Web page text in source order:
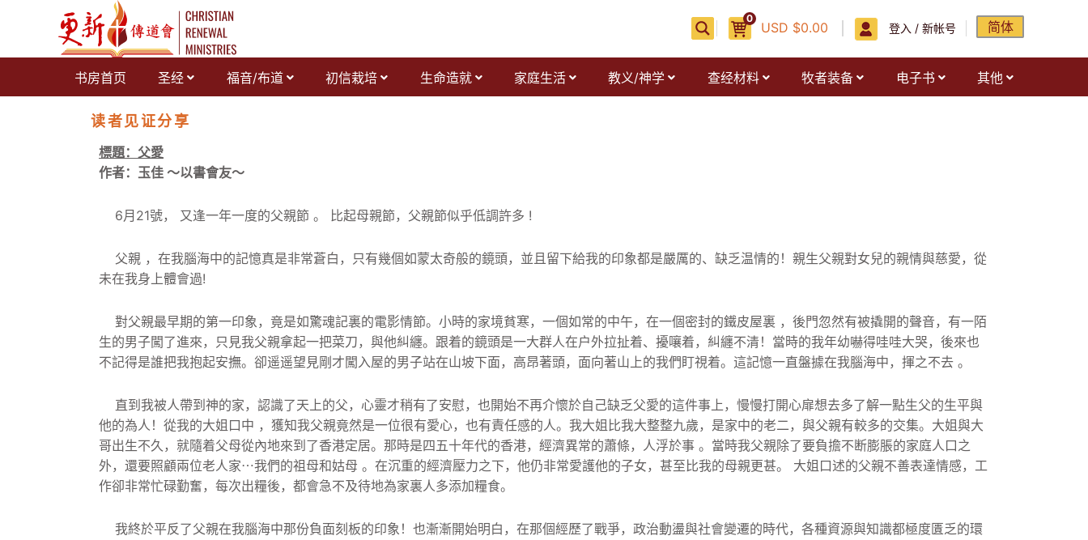
简体
0
USD $0.00 登入 / 新帐号
书房首页 圣经 福音/布道 初信栽培 生命造就 家庭生活 教义/神学 查经材料 牧者装备 电子书 其他
读者见证分享
標題：父愛
作者：玉佳 ～以書會友～
6月21號， 又逢一年一度的父親節 。 比起母親節，父親節似乎低調許多 !
父親 ，在我腦海中的記憶真是非常蒼白，只有幾個如蒙太奇般的鏡頭， 並且留下給我的印象都是嚴厲的、缺乏温情的！ 親生父親對女兒的親情與慈愛，從
未在我身上體會過!
對父親最早期的第一印象， 竟是如驚魂記裏的電影情節。小時的家境貧寒，一個如常的中午， 在一個密封的鐵皮屋裏 ，後門忽然有被撬開的聲音，有一陌
生的男子闖了進來， 只見我父親拿起一把菜刀，與他糾纏。 跟着的鏡頭是一大群人在户外拉扯着、擾嚷着，糾纏不清！ 當時的我年幼嚇得哇哇大哭，後來也
不記得是誰把我抱起安撫。 卻遥遥望見剛才闖入屋的男子站在山坡下面，高昂著頭， 面向著山上的我們盯視着。這記憶一直盤據在我腦海中，揮之不去 。
直到我被人帶到神的家，認識了天上的父， 心靈才稍有了安慰，也開始不再介懷於自己缺乏父愛的這件事上， 慢慢打開心扉想去多了解一點生父的生平與
他的為人！ 從我的大姐口中 ，獲知我父親竟然是一位很有愛心，也有責任感的人。 我大姐比我大整整九歲，是家中的老二，與父親有較多的交集。 大姐與大
哥出生不久，就隨着父母從內地來到了香港定居。 那時是四五十年代的香港，經濟異常的蕭條，人浮於事 。當時我父親除了要負擔不断膨脹的家庭人口之
外， 還要照顧兩位老人家⋯我們的祖母和姑母 。在沉重的經濟壓力之下，他仍非常愛護他的子女， 甚至比我的母親更甚。 大姐口述的父親不善表達情感，工
作卻非常忙碌勤奮，每次出糧後， 都會急不及待地為家裏人多添加糧食。
我終於平反了父親在我腦海中那份負面刻板的印象！ 也漸漸開始明白，在那個經歷了戰爭，政治動盪與社會變遷的時代， 各種資源與知識都極度匱乏的環